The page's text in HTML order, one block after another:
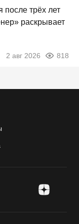
после трёх лет
раскрывает
2 авг 2026 818